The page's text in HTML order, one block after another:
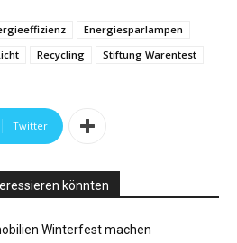
Energiesparlampen
Recycling
Stiftung Warentest
Twitter
könnten
Winterfest machen